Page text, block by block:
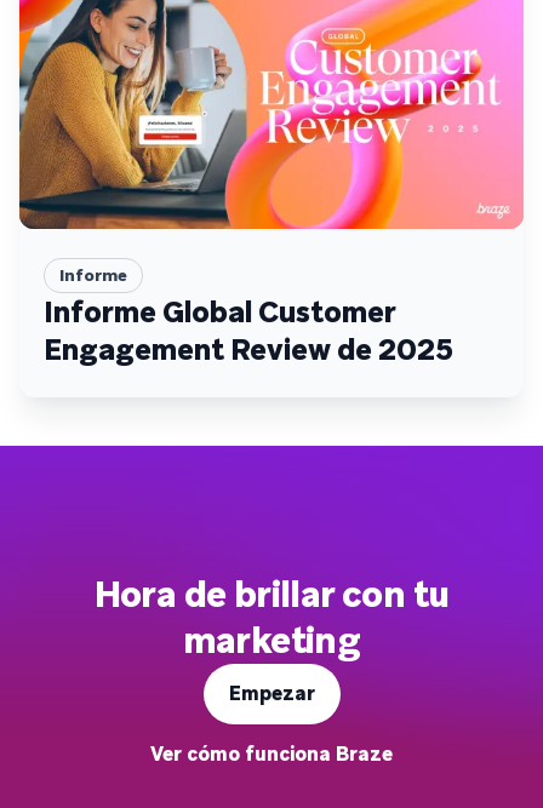
Informe
Informe Global Customer
Engagement Review de 2025
Hora de brillar con tu
marketing
Empezar
Ver cómo funciona Braze